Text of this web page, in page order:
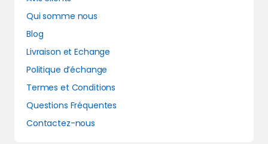
Qui somme nous
Blog
Livraison et Echange
Politique d’échange
Termes et Conditions
Questions Fréquentes
Contactez-nous